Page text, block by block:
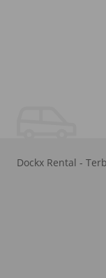
Dockx Rental -